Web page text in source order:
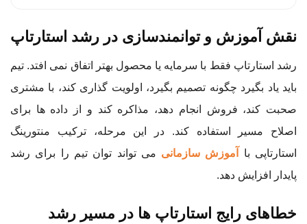
نقش آموزش و توانمندسازی در رشد استارتاپ
رشد استارتاپ فقط با سرمایه یا محصول بهتر اتفاق نمی افتد. تیم
باید یاد بگیرد چگونه تصمیم بگیرد، اولویت گذاری کند، با مشتری
صحبت کند، فروش انجام دهد، مذاکره کند و از داده ها برای
اصلاح مسیر استفاده کند. در این مرحله، ترکیب منتورینگ
استارتاپی با
آموزش سازمانی می تواند توان تیم را برای رشد
پایدار افزایش دهد.
خطاهای رایج استارتاپ ها در مسیر رشد